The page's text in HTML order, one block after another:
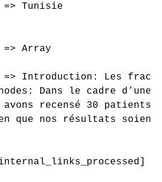
=> Tunisie
=> Array
=> Introduction: Les
Dans le cadre
avons recensé 30
que nos résultats